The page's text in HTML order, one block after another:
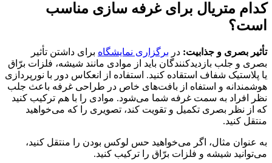
کدام متریال برای غرفه سازی مناسب
است؟
تأثیر بصری و جذابیت: در برگزاری نمایشگاه برای داشتن تأثیر
بصری و جلب بازدیدکنندگان باید از موادی مانند شیشه، فلزات برّاق
یا پلاستیک شفاف استقاده کنید. استفاده از انعکاس دور با نورپردازی
هوشمندانه و استفاه از بافت‌های خاص در طراحی غرفه باعث جلب
نظر افراد به سمت غرفه شما می‌شود. موادی را با هم ترکیب کنید
که از نظر بصری تکمیل و تقویت کند، تصویری را که می‌خواهید
منتقل کنید.
به عنوان مثال، اگر می‌خواهید حس لوکس بودن را منتقل کنید،
می‌توانید شیشه و فلزات برّاق را ترکیب کنید.